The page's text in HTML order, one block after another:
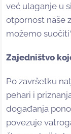
već ulaganje u
otpornost naše
možemo
Zajedništvo
Po završetku
pehari i
događanja
povezuje